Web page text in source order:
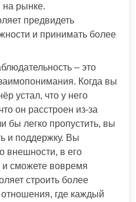
на рынке.
предвидеть
и принимать более
– это
Когда вы
устал, что у него
он расстроен из-за
бы легко пропустить, вы
и поддержку. Вы
внешности, в его
и сможете вовремя
строить более
где каждый